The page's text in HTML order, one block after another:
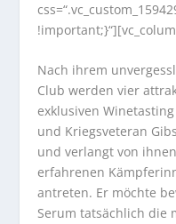
Nach ihrem
Club werden vier
exklusiven
und Kriegsveteran
und verlangt von
erfahrenen
antreten. Er möchte
Serum tatsächlich die